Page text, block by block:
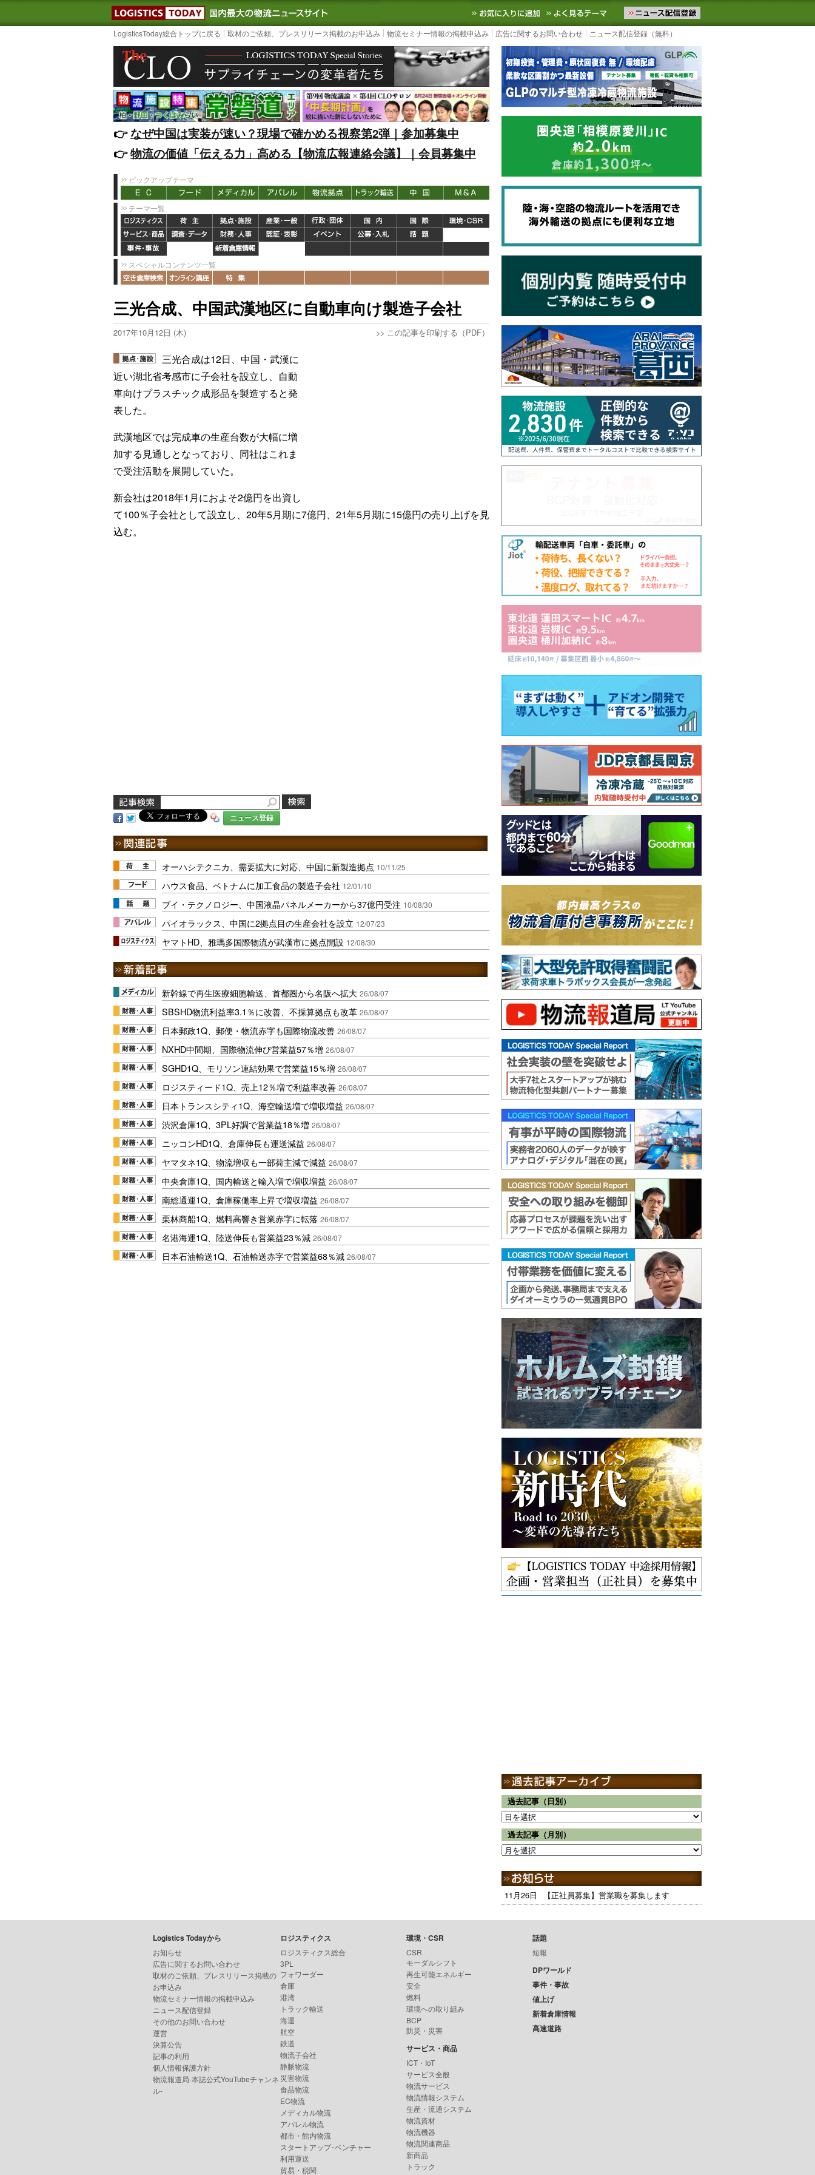
LOGISTICS TODAY｜国内最大の物流ニュースサイト3PL, SCMなど国内外の最新の物流ニュースをお届けします。物流ニュースメール配信を登録す
お気に入りに追加 よく見るテーマ
LogisticsToday総合トップに戻る 取材のご依頼、プレスリリース掲載のお申込み 物流セミナー情報の掲載申込み 広告に関するお問い合わせ ニュース配信登録（無料）
👉️なぜ中国は実装が速い？現場で確かめる視察第2弾｜参加募集中
👉️物流の価値「伝える力」高める【物流広報連絡会議】｜会員募集中
ピックアップテーマ
テーマ一覧
スペシャルコンテンツ一覧
三光合成、中国武漢地区に自動車向け製造子会社
2017年10月12日 (木) >> この記事を印刷する（PDF）
三光合成は12日、中国・武漢に
近い湖北省考感市に子会社を設立し、自動
車向けプラスチック成形品を製造すると発
表した。
武漢地区では完成車の生産台数が大幅に増
加する見通しとなっており、同社はこれま
で受注活動を展開していた。
新会社は2018年1月におよそ2億円を出資し
て100％子会社として設立し、20年5月期に7億円、21年5月期に15億円の売り上げを見
込む。
ニュース登録
オーハシテクニカ、需要拡大に対応、中国に新製造拠点 10/11/25
ハウス食品、ベトナムに加工食品の製造子会社 12/01/10
ブイ・テクノロジー、中国液晶パネルメーカーから37億円受注 10/08/30
パイオラックス、中国に2拠点目の生産会社を設立 12/07/23
ヤマトHD、雅瑪多国際物流が武漢市に拠点開設 12/08/30
新幹線で再生医療細胞輸送、首都圏から名阪へ拡大 26/08/07
SBSHD物流利益率3.1％に改善、不採算拠点も改革 26/08/07
日本郵政1Q、郵便・物流赤字も国際物流改善 26/08/07
NXHD中間期、国際物流伸び営業益57％増 26/08/07
SGHD1Q、モリソン連結効果で営業益15％増 26/08/07
ロジスティード1Q、売上12％増で利益率改善 26/08/07
日本トランスシティ1Q、海空輸送増で増収増益 26/08/07
渋沢倉庫1Q、3PL好調で営業益18％増 26/08/07
ニッコンHD1Q、倉庫伸長も運送減益 26/08/07
ヤマタネ1Q、物流増収も一部荷主減で減益 26/08/07
中央倉庫1Q、国内輸送と輸入増で増収増益 26/08/07
南総通運1Q、倉庫稼働率上昇で増収増益 26/08/07
栗林商船1Q、燃料高響き営業赤字に転落 26/08/07
名港海運1Q、陸送伸長も営業益23％減 26/08/07
日本石油輸送1Q、石油輸送赤字で営業益68％減 26/08/07
過去記事（日別）
過去記事（月別）
11月26日 【正社員募集】営業職を募集します
Logistics Todayから
お知らせ
広告に関するお問い合わせ
取材のご依頼、プレスリリース掲載の
お申込み
物流セミナー情報の掲載申込み
ニュース配信登録
その他のお問い合わせ
運営
決算公告
記事の利用
個人情報保護方針
物流報道局-本誌公式YouTubeチャンネ
ル-
ロジスティクス
ロジスティクス総合
3PL
フォワーダー
倉庫
港湾
トラック輸送
海運
航空
鉄道
物流子会社
静脈物流
災害物流
食品物流
EC物流
メディカル物流
アパレル物流
都市・館内物流
スタートアップ･ベンチャー
利用運送
貿易・税関
環境・CSR
CSR
モーダルシフト
再生可能エネルギー
安全
燃料
環境への取り組み
BCP
防災・災害
サービス・商品
ICT・IoT
サービス全般
物流サービス
物流情報システム
生産・流通システム
物流資材
物流機器
物流関連商品
新商品
トラック
話題
短報
DPワールド
事件・事故
値上げ
新着倉庫情報
高速道路